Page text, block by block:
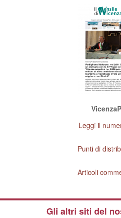
Leggi il
Punti di
Articoli
Gli altri siti del